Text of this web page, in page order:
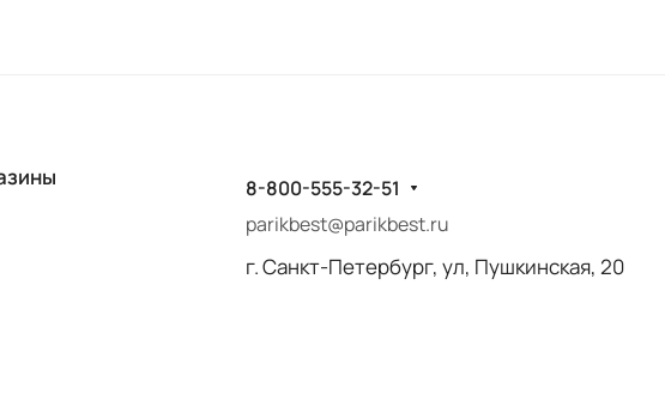
8-800-555-32-51
parikbest@parikbest.ru
г. Санкт-Петербург, ул, Пушкинская, 20